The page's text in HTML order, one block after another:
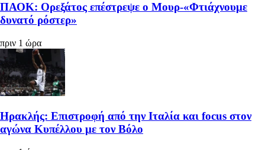
ΠΑΟΚ: Ορεξάτος επέστρεψε ο Μουρ-«Φτιάχνουμε
δυνατό ρόστερ»
πριν 1 ώρα
Ηρακλής: Επιστροφή από την Ιταλία και focus στον
αγώνα Κυπέλλου με τον Βόλο